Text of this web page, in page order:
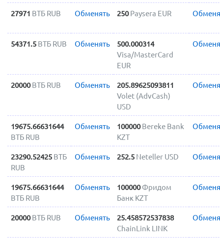
27971 ВТБ RUB Обменять 250 Paysera EUR
54371.5 ВТБ RUB Обменять
500.000314
Visa/MasterCard
EUR
20000 ВТБ RUB Обменять
205.89625093811
Volet (AdvCash)
USD
19675.66631644
ВТБ RUB
Обменять 100000 Bereke Bank
KZT
23290.52425 ВТБ
RUB
Обменять 252.5 Neteller USD
19675.66631644
ВТБ RUB
Обменять 100000 Фридом
Банк KZT
20000 ВТБ RUB Обменять
25.458572537838
ChainLink LINK